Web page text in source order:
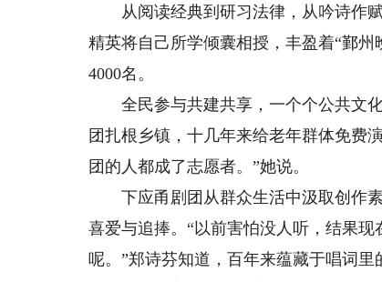
从阅读经典到研习法律，从吟诗作
精英将自己所学倾囊相授，丰盈着“鄞
4000名。
全民参与共建共享，一个个公共文化
团扎根乡镇，十几年来给老年群体免费
团的人都成了志愿者。”她说。
下应甬剧团从群众生活中汲取创作素
喜爱与追捧。“以前害怕没人听，结果
呢。”郑诗芬知道，百年来蕴藏于唱词